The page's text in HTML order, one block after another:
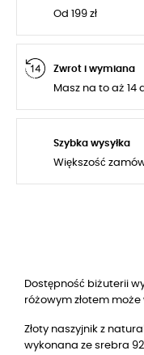
Od 199 zł
Zwrot i wymiana
Masz na to aż 14
Szybka wysyłka
Większość
Dostępność biżuterii
różowym złotem
Złoty naszyjnik z
wykonana ze srebra